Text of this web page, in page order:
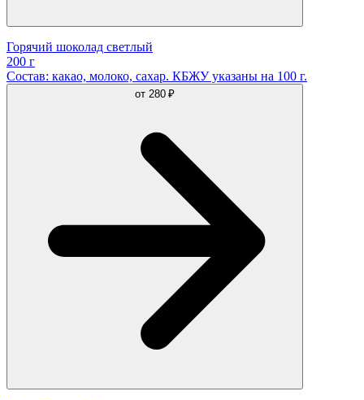
Горячий шоколад светлый
200 г
Состав: какао, молоко, сахар. КБЖУ указаны на 100 г.
от 280 ₽